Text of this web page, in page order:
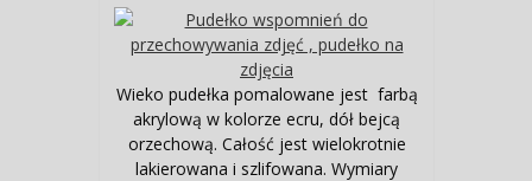
Wieko pudełka pomalowane jest farbą
akrylową w kolorze ecru, dół bejcą
orzechową. Całość jest wielokrotnie
lakierowana i szlifowana. Wymiary